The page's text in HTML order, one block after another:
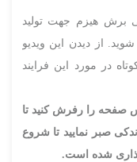
برش هیزم جهت تولید
از دیدن این ویدیو
در مورد این فرایند
را رفرش کنید تا
صبر نمایید تا شروع
شده است.